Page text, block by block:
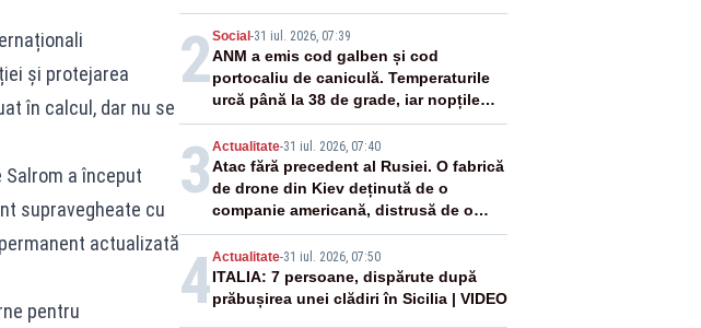
și protejarea
în calcul, dar nu se
a început
supravegheate cu
actualizată
pentru
2Social -31 iul. 2026, 07:39
ANM a emis cod galben și cod
portocaliu de caniculă. Temperaturile
urcă până la 38 de grade, iar nopțile
devin tropicale
3 Actualitate-31 iul. 2026, 07:40
Atac fără precedent al Rusiei. O fabrică
de drone din Kiev deținută de o
companie americană, distrusă de o
rachetă rusească
4Actualitate-31 iul. 2026, 07:50
ITALIA: 7 persoane, dispărute după
prăbușirea unei clădiri în Sicilia | VIDEO